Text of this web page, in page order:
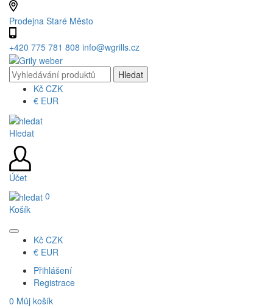
Prodejna Staré Město
+420 775 781 808 info@wgrills.cz
Kč CZK
€ EUR
Hledat
Účet
0
Košík
Kč CZK
€ EUR
Přihlášení
Registrace
0 Můj košík